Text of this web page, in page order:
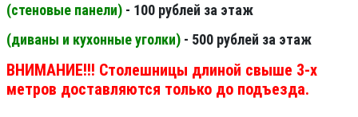
(стеновые панели) - 100 рублей за этаж
(диваны и кухонные уголки) - 500 рублей за этаж
ВНИМАНИЕ!!! Столешницы длиной свыше 3-х
метров доставляются только до подъезда.